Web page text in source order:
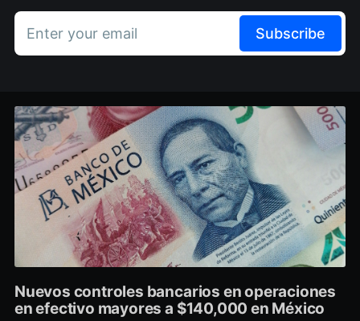
Enter your email Subscribe
Nuevos controles bancarios en operaciones
en efectivo mayores a $140,000 en México